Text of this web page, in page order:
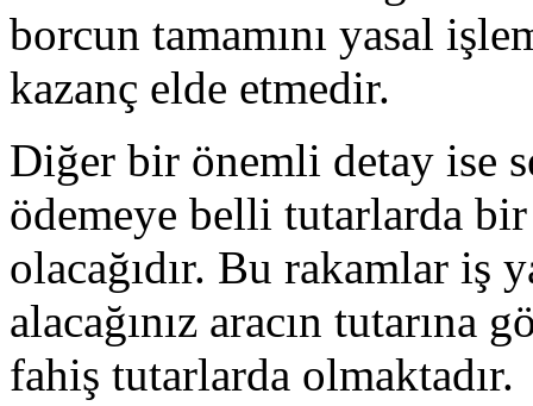
borcun tamamını yasal
kazanç elde etmedir.
Diğer bir önemli detay ise
ödemeye belli tutarlarda
olacağıdır. Bu rakamlar iş
alacağınız aracın tutarına
fahiş tutarlarda olmaktadır.